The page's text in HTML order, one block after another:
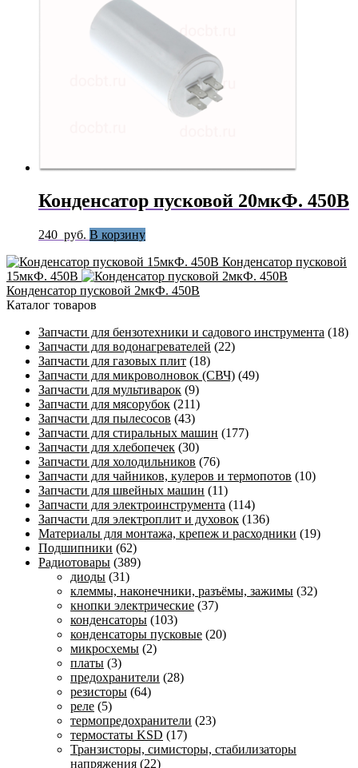
Конденсатор пусковой 20мкФ. 450В
240 руб. В корзину
Конденсатор пусковой
15мкФ. 450В
Конденсатор пусковой 2мкФ. 450В
Каталог товаров
Запчасти для бензотехники и садового инструмента (18)
Запчасти для водонагревателей (22)
Запчасти для газовых плит (18)
Запчасти для микроволновок (СВЧ) (49)
Запчасти для мультиварок (9)
Запчасти для мясорубок (211)
Запчасти для пылесосов (43)
Запчасти для стиральных машин (177)
Запчасти для хлебопечек (30)
Запчасти для холодильников (76)
Запчасти для чайников, кулеров и термопотов (10)
Запчасти для швейных машин (11)
Запчасти для электроинструмента (114)
Запчасти для электроплит и духовок (136)
Материалы для монтажа, крепеж и расходники (19)
Подшипники (62)
Радиотовары (389)
диоды (31)
клеммы, наконечники, разъёмы, зажимы (32)
кнопки электрические (37)
конденсаторы (103)
конденсаторы пусковые (20)
микросхемы (2)
платы (3)
предохранители (28)
резисторы (64)
реле (5)
термопредохранители (23)
термостаты KSD (17)
Транзисторы, симисторы, стабилизаторы
напряжения (22)